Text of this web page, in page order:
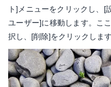
ト]メニューをクリックし、[
ユーザー]に移動します。こ
択し、[削除]をクリックします